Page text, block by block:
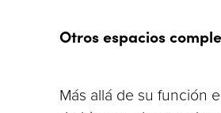
Otros espacios
Más allá de su función